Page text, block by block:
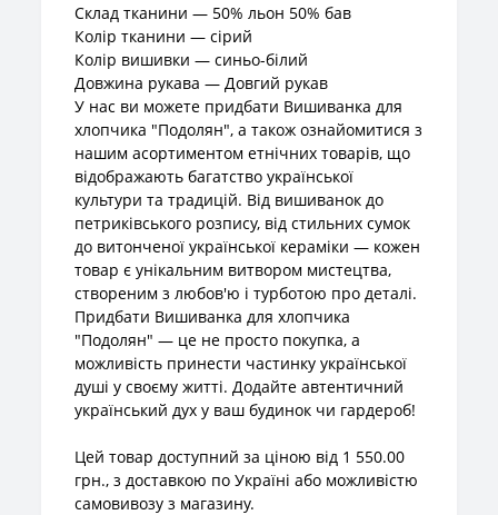
Склад тканини — 50% льон 50% бав
Колір тканини — сірий
Колір вишивки — синьо-білий
Довжина рукава — Довгий рукав
У нас ви можете придбати Вишиванка для
хлопчика "Подолян", а також ознайомитися з
нашим асортиментом етнічних товарів, що
відображають багатство української
культури та традицій. Від вишиванок до
петриківського розпису, від стильних сумок
до витонченої української кераміки — кожен
товар є унікальним витвором мистецтва,
створеним з любов'ю і турботою про деталі.
Придбати Вишиванка для хлопчика
"Подолян" — це не просто покупка, а
можливість принести частинку української
душі у своєму житті. Додайте автентичний
український дух у ваш будинок чи гардероб!
Цей товар доступний за ціною від 1 550.00
грн., з доставкою по Україні або можливістю
самовивозу з магазину.